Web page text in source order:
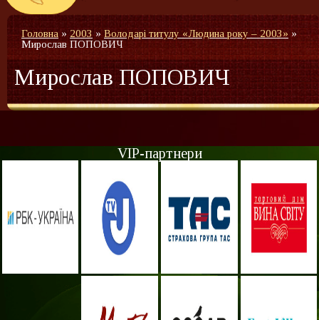
Головна »2003»Володарі титулу «Людина року – 2003» »
Мирослав ПОПОВИЧ
Мирослав ПОПОВИЧ
VIP-партнери